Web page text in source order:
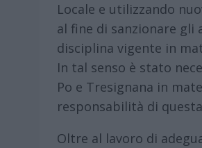
Locale e utilizzando
al fine di sanzionare
disciplina vigente in
In tal senso è stato
Po e Tresignana in
responsabilità di
Oltre al lavoro di